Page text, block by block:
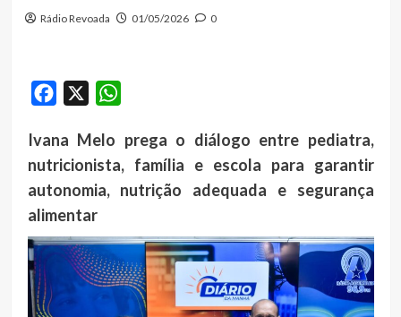
Rádio Revoada 01/05/2026 0
Facebook
Ivana Melo prega o diálogo entre pediatra,
nutricionista, família e escola para garantir
autonomia, nutrição adequada e segurança
alimentar